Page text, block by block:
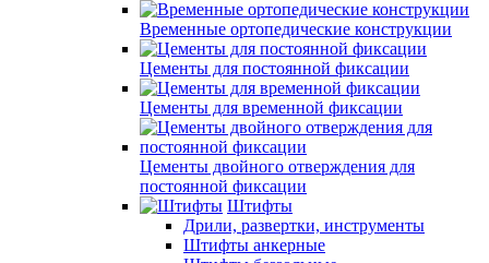
Временные ортопедические конструкции
Цементы для постоянной фиксации
Цементы для временной фиксации
Цементы двойного отверждения для
постоянной фиксации
Штифты
Дрили, развертки, инструменты
Штифты анкерные